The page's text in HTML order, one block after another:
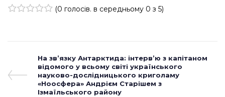
(0 голосів. в середньому 0 з 5)
Навігація
записів
Previous
Post
На зв’язку Антарктида: інтерв’ю з капітаном
відомого у всьому світі українського
науково-дослідницького криголаму
«Ноосфера» Андрієм Старішем з
Ізмаїльського району